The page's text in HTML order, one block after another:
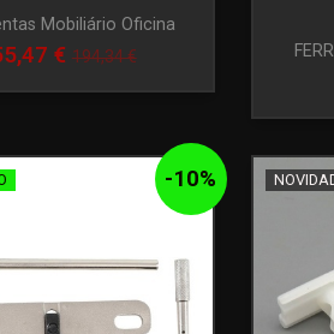
Mobiliário Oficina
€ 194,34 €
-10%